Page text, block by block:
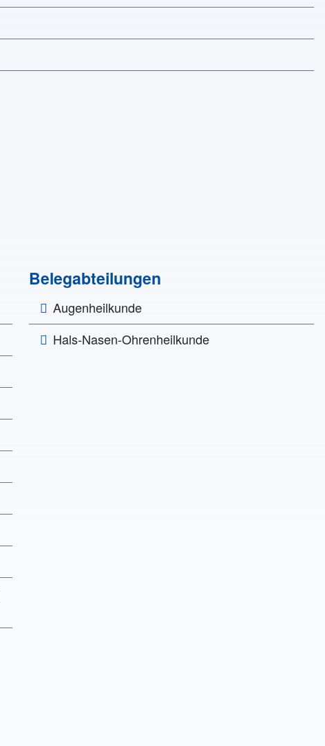
Belegabteilungen
Augenheilkunde
Hals-Nasen-Ohrenheilkunde